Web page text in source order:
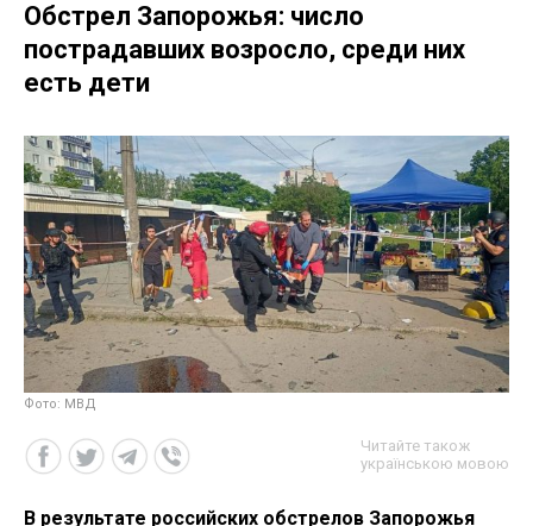
Обстрел Запорожья: число
пострадавших возросло, среди них
есть дети
Фото: МВД
Читайте також
українською мовою
В результате российских обстрелов Запорожья